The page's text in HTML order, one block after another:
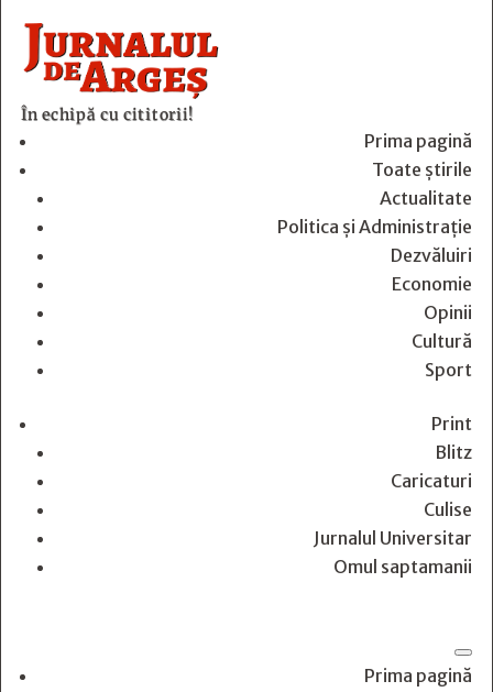
În echipă cu cititorii!
Prima pagină
Toate știrile
Actualitate
Politica și Administrație
Dezvăluiri
Economie
Opinii
Cultură
Sport
Print
Blitz
Caricaturi
Culise
Jurnalul Universitar
Omul saptamanii
Prima pagină